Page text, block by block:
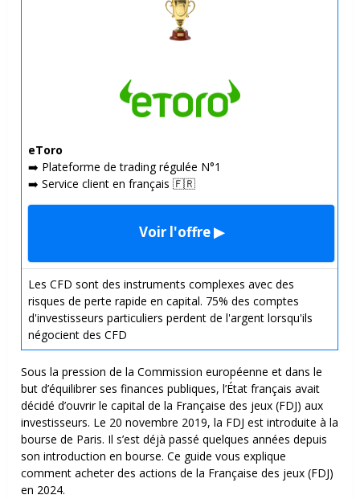
eToro
➡️ Plateforme de trading régulée N°1
➡️ Service client en français 🇫🇷
Voir l'offre ▶
Les CFD sont des instruments complexes avec des
risques de perte rapide en capital. 75% des comptes
d'investisseurs particuliers perdent de l'argent lorsqu'ils
négocient des CFD
Sous la pression de la Commission européenne et dans le
but d’équilibrer ses finances publiques, l’État français avait
décidé d’ouvrir le capital de la Française des jeux (FDJ) aux
investisseurs. Le 20 novembre 2019, la FDJ est introduite à la
bourse de Paris. Il s’est déjà passé quelques années depuis
son introduction en bourse. Ce guide vous explique
comment acheter des actions de la Française des jeux (FDJ)
en 2024.